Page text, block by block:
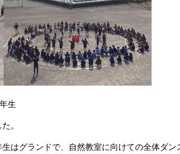
生
。
はグランドで、自然教室に向けての全体ダン